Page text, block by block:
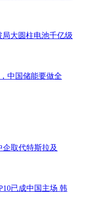
局大圆柱电池千亿级
中国储能要做全
取代特斯拉及
已成中国主场 韩